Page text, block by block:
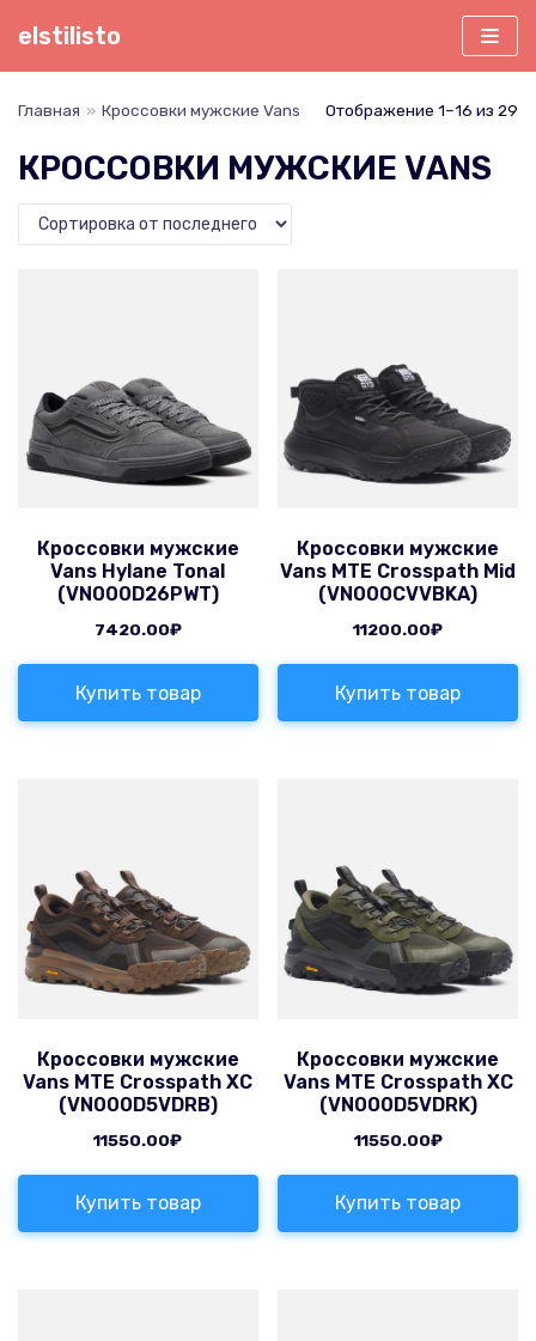
Перейти
elstilisto
Главная » Кроссовки мужские Vans Отображение 1–16 из 29
КРОССОВКИ МУЖСКИЕ VANS
Кроссовки мужские
Vans Hylane Tonal
(VN000D26PWT)
7420.00₽
Купить товар
Кроссовки мужские
Vans MTE Crosspath Mid
(VN000CVVBKA)
11200.00₽
Купить товар
Кроссовки мужские
Vans MTE Crosspath XC
(VN000D5VDRB)
11550.00₽
Купить товар
Кроссовки мужские
Vans MTE Crosspath XC
(VN000D5VDRK)
11550.00₽
Купить товар